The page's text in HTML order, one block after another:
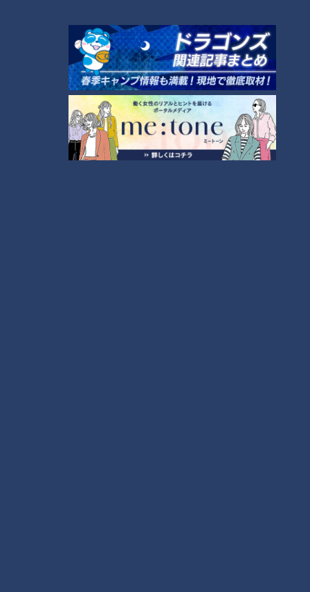
しかし、今こんな問題が…
（松岡理事）
Q.ことしの物資供給の特徴は？
「ことしは少ないです。とても少ない。毎年500トン目指して
いますし、実際（在庫が）あったんですよ。去年から500トン
切りました。ことしは410トン。3割減に近いですね」